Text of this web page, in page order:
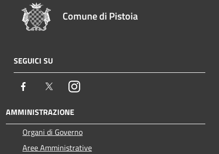
Comune di Pistoia
SEGUICI SU
Facebook TwitterInstagram
AMMINISTRAZIONE
Organi di Governo
Aree Amministrative